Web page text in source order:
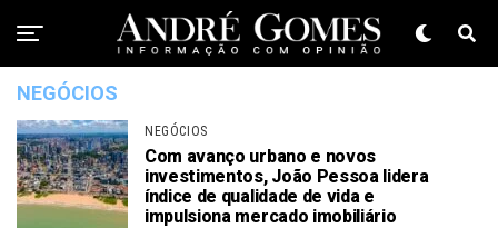
NEGÓCIOS
NEGÓCIOS
Com avanço urbano e novos
investimentos, João Pessoa lidera
índice de qualidade de vida e
impulsiona mercado imobiliário